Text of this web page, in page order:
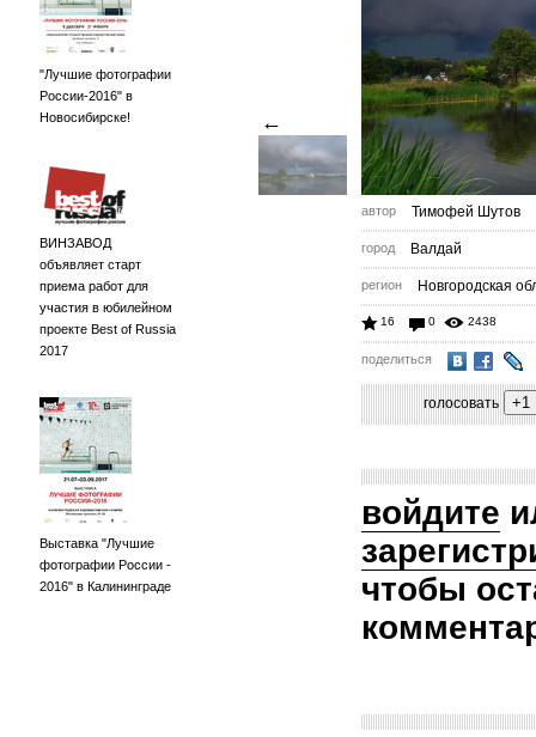
"Лучшие фотографии
России-2016" в
Новосибирске!
ВИНЗАВОД
объявляет старт
приема работ для
участия в юбилейном
проекте Best of Russia
2017
Выставка "Лучшие
фотографии России -
2016" в Калининграде
←
автор Тимофей Шутов
город Валдай
регион Новгородская
16 0 2438
поделиться
голосовать
войдите
чтобы